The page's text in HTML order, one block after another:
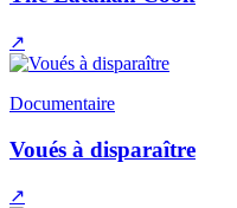
↗
Documentaire
Voués à disparaître
↗